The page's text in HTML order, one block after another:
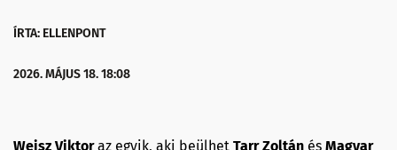
ÍRTA: ELLENPONT
2026. MÁJUS 18. 18:08
Weisz Viktoraz egyik, aki beülhet Tarr Zoltán és Magyar